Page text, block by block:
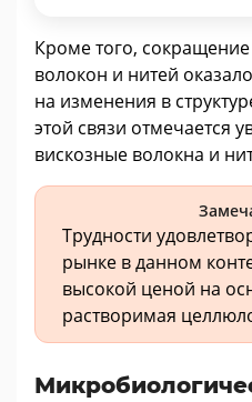
Кроме того,
волокон и нитей
на изменения в
этой связи отмечается
вискозные волокна и
Трудности
рынке в данном
высокой ценой на
растворимая